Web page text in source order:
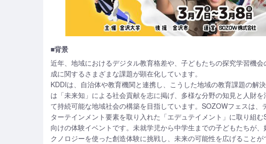
■背景
近年、地域におけるデジタル教育格差や、子どもたちの探究学習機
成に関するさまざまな課題が顕在化しています。
KDDIは、自治体や教育機関と連携し、こうした地域の教育課題の解
は「未来知」による社会貢献を志に掲げ、多様な分野の知見と人財
て持続可能な地域社会の構築を目指しています。SOZOWフェスは
ターテインメント要素を取り入れた「エデュテイメント」に取り組
向けの体験イベントです。未就学児から中学生までの子どもたちが
クノロジーを使った創造体験に挑戦し、未来の可能性を広げることが